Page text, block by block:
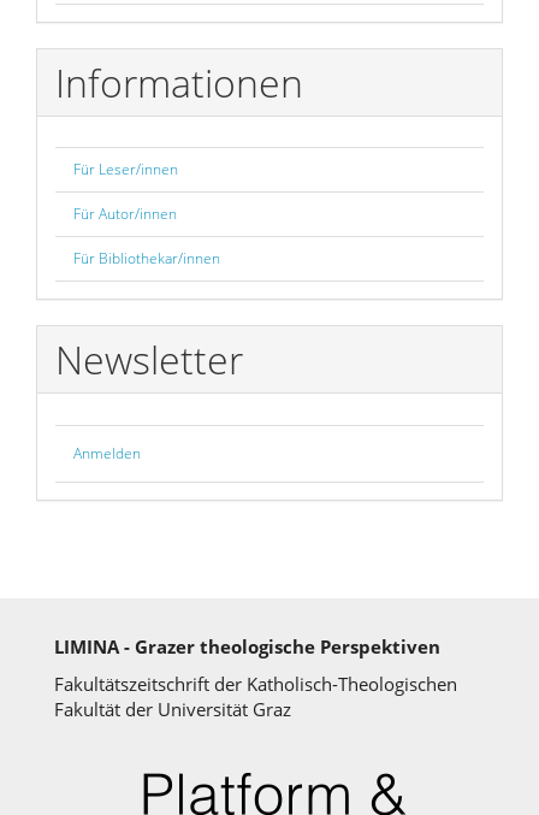
Informationen
Für Leser/innen
Für Autor/innen
Für Bibliothekar/innen
Newsletter
Anmelden
LIMINA - Grazer theologische Perspektiven
Fakultätszeitschrift der Katholisch-Theologischen
Fakultät der Universität Graz